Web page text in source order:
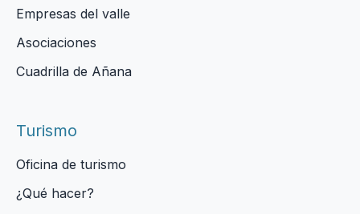
Empresas del valle
Asociaciones
Cuadrilla de Añana
Turismo
Oficina de turismo
¿Qué hacer?